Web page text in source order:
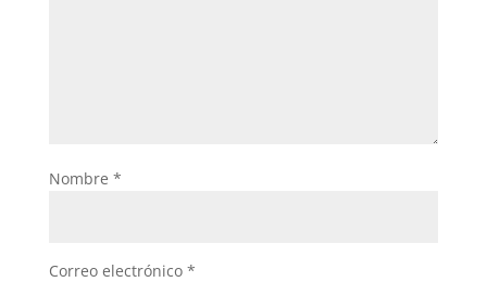
Nombre *
Correo electrónico *